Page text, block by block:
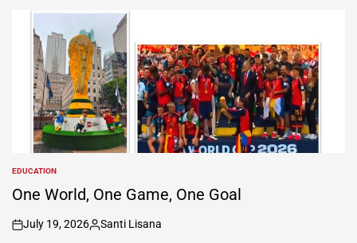
POSTED
IN
EDUCATION
One World, One Game, One Goal
on
July 19, 2026
Posted
Santi Lisana